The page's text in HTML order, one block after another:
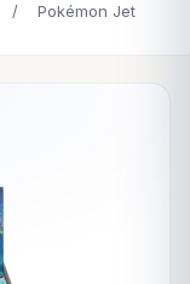
/
Pokémon Jet